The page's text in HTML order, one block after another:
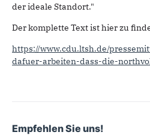
der ideale Standort."
Der komplette Text ist hier zu
https://www.cdu.ltsh.de/
dafuer-arbeiten-dass-die-
Empfehlen Sie uns!